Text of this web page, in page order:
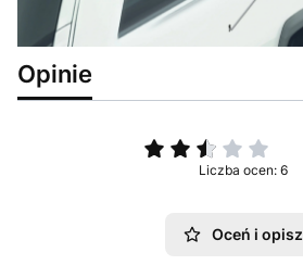
Opinie
Liczba ocen: 6
Oceń i opisz